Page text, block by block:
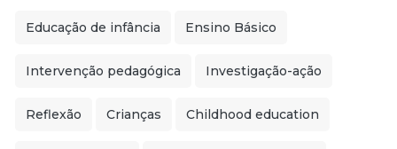
Educação de infância Ensino Básico
Intervenção pedagógica Investigação-ação
Reflexão Crianças Childhood education